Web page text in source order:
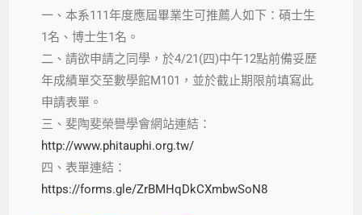
一、本系111年度應屆畢業生可推薦人如下：碩士生
1名、博士生1名。
二、請欲申請之同學，於4/21(四)中午12點前備妥歷
年成績單交至數學館M101，並於截止期限前填寫此
申請表單。
三、斐陶斐榮譽學會網站連結：
http://www.phitauphi.org.tw/
四、表單連結：
https://forms.gle/ZrBMHqDkCXmbwSoN8